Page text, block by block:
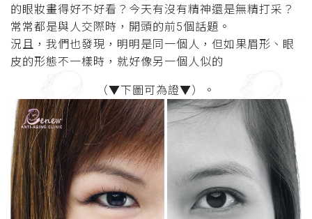
的眼妝畫得好不好看？今天有沒有精神還是無精打采？
常常都是與人交際時，開頭的前5個話題。
況且，我們也發現，明明是同一個人，但如果眉形、眼
皮的形態不一樣時，就好像另一個人似的
（▼下圖可為證▼）。